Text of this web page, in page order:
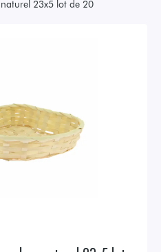
23x5 lot de 20